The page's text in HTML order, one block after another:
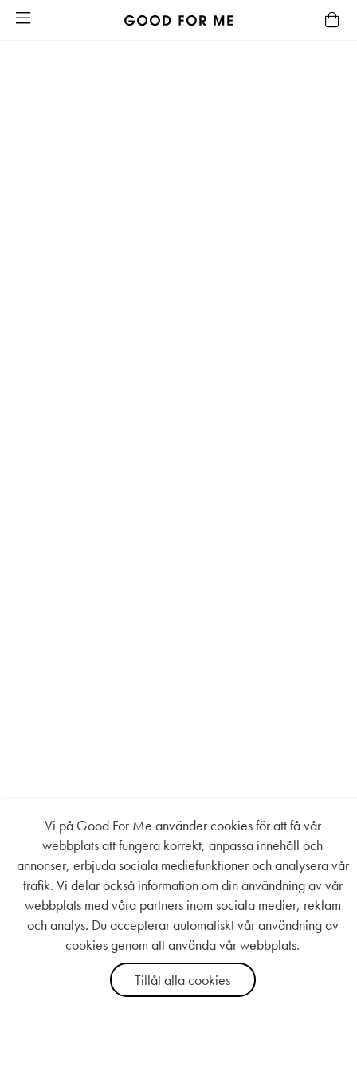
Vi på Good For Me använder cookies för att få vår
webbplats att fungera korrekt, anpassa innehåll och
annonser, erbjuda sociala mediefunktioner och analysera vår
trafik. Vi delar också information om din användning av vår
webbplats med våra partners inom sociala medier, reklam
och analys. Du accepterar automatiskt vår användning av
cookies genom att använda vår webbplats.
Tillåt alla cookies